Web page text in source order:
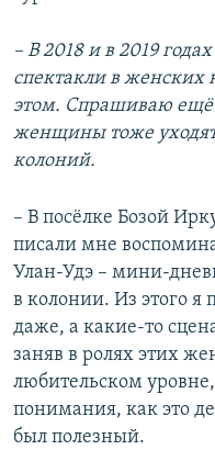
– В 2018 и в 2019
спектакли в женских
этом. Спрашиваю ещё
женщины тоже уходят
колоний.
– В посёлке Бозой
писали мне
Улан-Удэ – мини-
в колонии. Из этого я
даже, а какие-то
заняв в ролях этих
любительском
понимания, как это
был полезный.